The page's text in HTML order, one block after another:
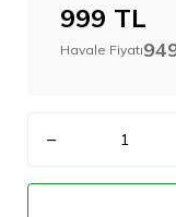
999 TL
Havale Fiyatı